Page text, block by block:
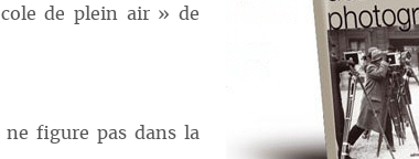
de plein air » de
figure pas dans la